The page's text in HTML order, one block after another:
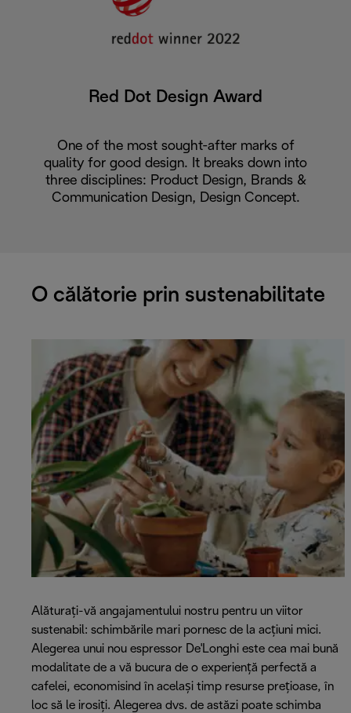
Red Dot Design Award
One of the most sought-after marks of
quality for good design. It breaks down into
three disciplines: Product Design, Brands &
Communication Design, Design Concept.
O călătorie prin sustenabilitate
Alăturați-vă angajamentului nostru pentru un viitor
sustenabil: schimbările mari pornesc de la acțiuni mici.
Alegerea unui nou espressor De'Longhi este cea mai bună
modalitate de a vă bucura de o experiență perfectă a
cafelei, economisind în același timp resurse prețioase, în
loc să le irosiți. Alegerea dvs. de astăzi poate schimba